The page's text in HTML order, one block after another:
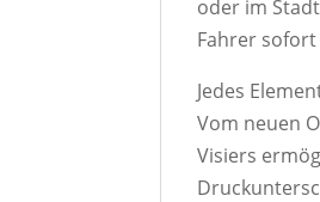
oder im
Fahrer
Jedes
Vom neuen
Visiers